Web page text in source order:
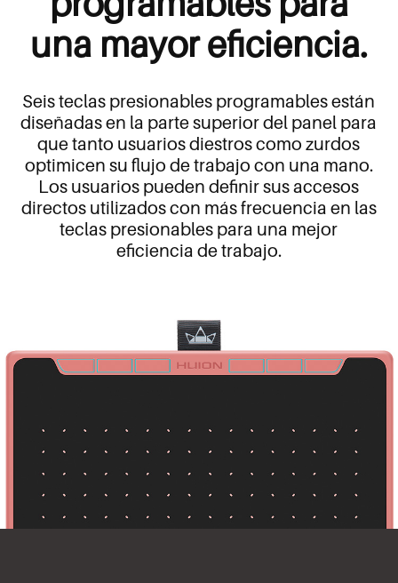
una mayor eficiencia.
Seis teclas presionables programables están
diseñadas en la parte superior del panel para
que tanto usuarios diestros como zurdos
optimicen su flujo de trabajo con una mano.
Los usuarios pueden definir sus accesos
directos utilizados con más frecuencia en las
teclas presionables para una mejor
eficiencia de trabajo.